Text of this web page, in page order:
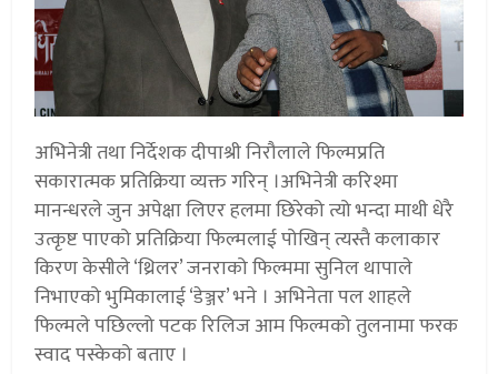
अभिनेत्री तथा निर्देशक दीपाश्री निरौलाले फिल्मप्रति
सकारात्मक प्रतिक्रिया व्यक्त गरिन् ।अभिनेत्री करिश्मा
मानन्धरले जुन अपेक्षा लिएर हलमा छिरेको त्यो भन्दा माथी धेरै
उत्कृष्ट पाएको प्रतिक्रिया फिल्मलाई पोखिन् त्यस्तै कलाकार
किरण केसीले ‘थ्रिलर’ जनराको फिल्ममा सुनिल थापाले
निभाएको भुमिकालाई ‘डेञ्जर’ भने । अभिनेता पल शाहले
फिल्मले पछिल्लो पटक रिलिज आम फिल्मको तुलनामा फरक
स्वाद पस्केको बताए ।